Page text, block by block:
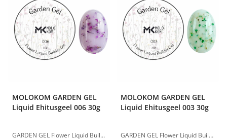
MOLOKOM GARDEN GEL
Liquid Ehitusgeel 006 30g
GARDEN GEL Flower Liquid Builder Gel on vedel ehitusgeel dekoratiivsete kuivatatud lilledega, mis sobib õrnade, õhuliste ja naiselike küünedisainide loomiseks. Geel ühendab modelleeriva materjali tugevuse kauni lillelise efektiga. Kuivatatud lilled jäävad kattekihis kaunilt nähtavale, luues küüntel “lilleaia” efekti. Sobib naturaalsete küünte tugevdamiseks, küüneplaadi tasandamiseks, modelleerimiseks ja dekoratiivsete lilleliste disainide loomiseks. Materjal on isetasanduv, mugav kasutada ning võimaldab saavutada korrektse ja esteetilise tulemuse ilma liigse mahuta. Eelised: • vedel ehitusgeel kuivatatud lilledega; • sobib tugevdamiseks ja modelleerimiseks; • loob õrna lillelise efekti; • isetasanduv tekstuur; • sobib naturaalsete, romantiliste ning kevad-suviste disainide jaoks. Polümerisatsiooniaeg: LED-lamp — 60 sekundit. Tootepildid on illustratiivsed. Küsimuste korral ootame alati Sinu meili nanatallinn@gmail.com
MOLOKOM GARDEN GEL
Liquid Ehitusgeel 003 30g
GARDEN GEL Flower Liquid Builder Gel on vedel ehitusgeel dekoratiivsete kuivatatud lilledega, mis sobib õrnade, õhuliste ja naiselike küünedisainide loomiseks. Geel ühendab modelleeriva materjali tugevuse kauni lillelise efektiga. Kuivatatud lilled jäävad kattekihis kaunilt nähtavale, luues küüntel “lilleaia” efekti. Sobib naturaalsete küünte tugevdamiseks, küüneplaadi tasandamiseks, modelleerimiseks ja dekoratiivsete lilleliste disainide loomiseks. Materjal on isetasanduv, mugav kasutada ning võimaldab saavutada korrektse ja esteetilise tulemuse ilma liigse mahuta. Eelised: • vedel ehitusgeel kuivatatud lilledega; • sobib tugevdamiseks ja modelleerimiseks; • loob õrna lillelise efekti; • isetasanduv tekstuur; • sobib naturaalsete, romantiliste ning kevad-suviste disainide jaoks. Polümerisatsiooniaeg: LED-lamp — 60 sekundit. Tootepildid on illustratiivsed. Küsimuste korral ootame alati Sinu meili nanatallinn@gmail.com